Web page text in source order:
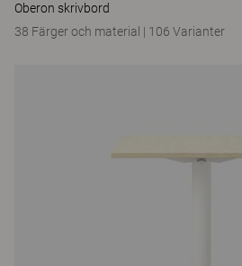
Oberon skrivbord
38 Färger och material | 106 Varianter